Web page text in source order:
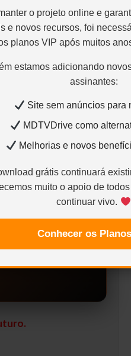
o projeto online e
e novos recursos, foi
planos VIP após muitos
estamos adicionando
assinantes:
Site sem anúncios para
MDTVDrive como
Melhorias e novos
grátis continuará
muito o apoio de
continuar vivo.
Conhecer os